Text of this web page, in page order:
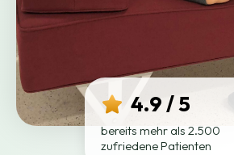
4.9 / 5
bereits mehr als 2.500
zufriedene Patienten